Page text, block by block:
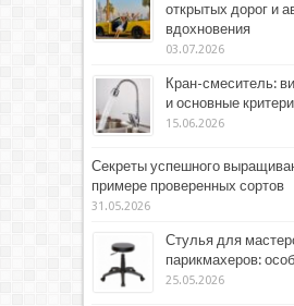
открытых дорог и
вдохновения
03.07.2026
Кран-смеситель:
и основные
15.06.2026
Секреты успешного
примере проверенных сортов
31.05.2026
Стулья для
парикмахеров:
25.05.2026